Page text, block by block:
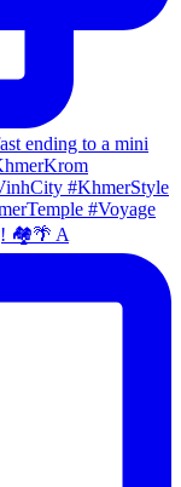
🏘🌴 A